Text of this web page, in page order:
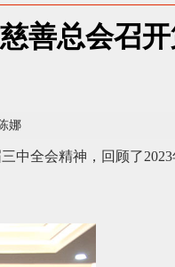
善总会召
娜
中全会精神，回顾了